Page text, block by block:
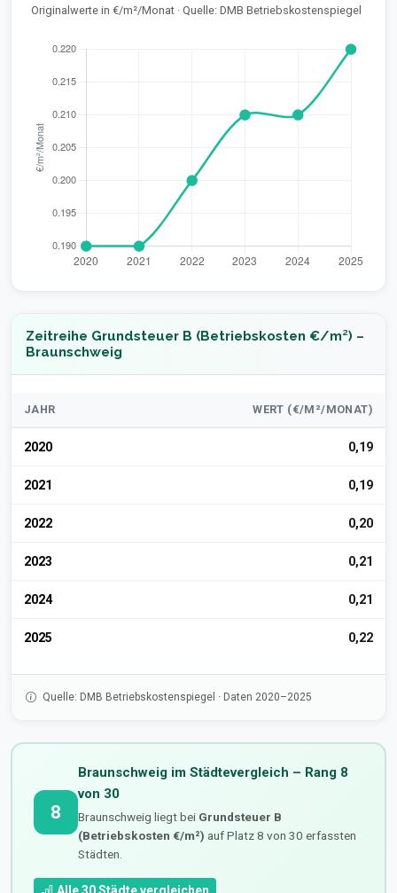
Originalwerte in €/m²/Monat · Quelle: DMB Betriebskostenspiegel
Zeitreihe Grundsteuer B (Betriebskosten €/m²) –
Braunschweig
JAHR WERT (€/M²/MONAT)
2020 0,19
2021 0,19
2022 0,20
2023 0,21
2024 0,21
2025 0,22
Quelle: DMB Betriebskostenspiegel · Daten 2020–2025
8
Braunschweig im Städtevergleich – Rang 8
von 30
Braunschweig liegt bei Grundsteuer B
(Betriebskosten €/m²) auf Platz 8 von 30 erfassten
Städten.